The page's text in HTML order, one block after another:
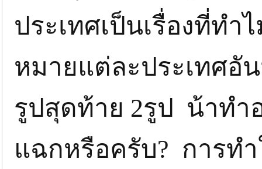
ประเทศเป็นเรื่องที่ทำ
หมายแต่ละประเทศอั
รูปสุดท้าย 2รูป น้าทำ
แฉกหรือครับ? การท